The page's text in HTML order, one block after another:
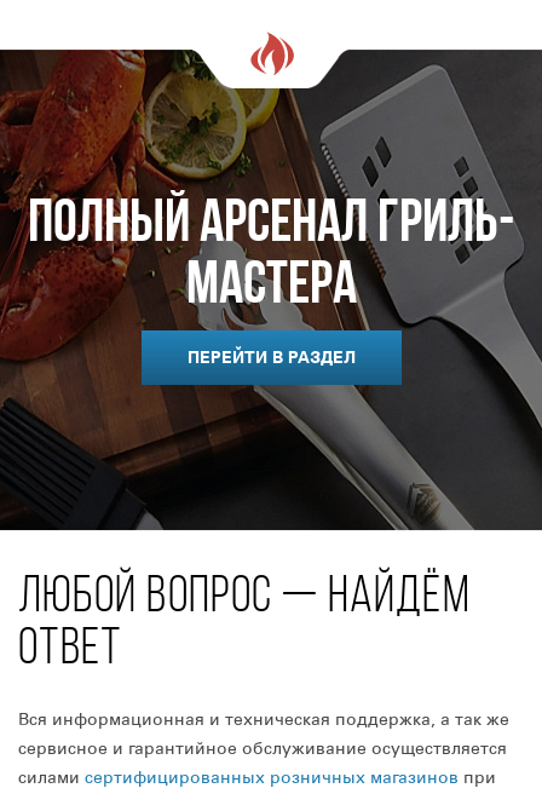
Полный арсенал гриль-
мастера
ПЕРЕЙТИ В РАЗДЕЛ
ЛЮБОЙ ВОПРОС — НАЙДЁМ
ОТВЕТ
Вся информационная и техническая поддержка, а так же
сервисное и гарантийное обслуживание осуществляется
силами сертифицированных розничных магазинов при